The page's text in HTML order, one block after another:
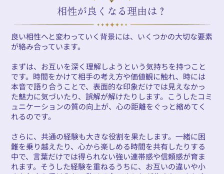
相性が良くなる理由は？
良い相性へと変わっていく背景には、いくつかの大切な要素
が絡み合っています。
まずは、お互いを深く理解しようという気持ちを持つこと
です。時間をかけて相手の考え方や価値観に触れ、時には
本音で語り合うことで、表面的な印象だけでは見えなかっ
た魅力に気づいたり、誤解が解けたりします。こうしたコミ
ュニケーションの質の向上が、心の距離をぐっと縮めてく
れるのです。
さらに、共通の経験も大きな役割を果たします。一緒に困
難を乗り越えたり、心から楽しめる時間を共有したりする
中で、言葉だけでは得られない強い連帯感や信頼感が育ま
れます。そうした経験を重ねるうちに、お互いの違いや小